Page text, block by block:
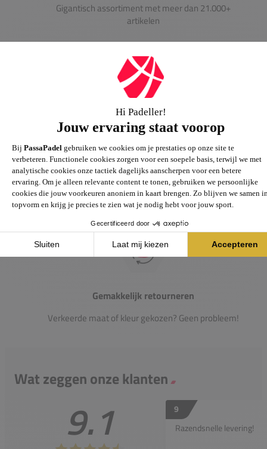
Gigantisch assortiment met meer dan 21.000+
artikelen
Heb je vragen over onze producten? Onze specialisten
helpen je graag verder.
Gemakkelijk retourneren
Verkeerde maat of kleur gekozen? Geen probleem!
Wat zeggen onze klanten
9.1
9
Razendsnelle levering!